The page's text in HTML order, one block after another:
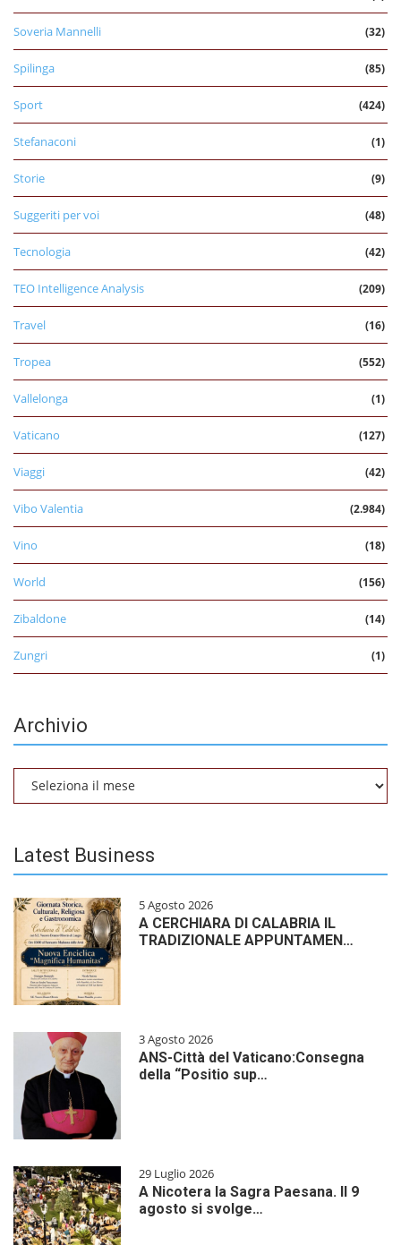
Soveria Mannelli (32)
Spilinga (85)
Sport (424)
Stefanaconi (1)
Storie (9)
Suggeriti per voi (48)
Tecnologia (42)
TEO Intelligence Analysis (209)
Travel (16)
Tropea (552)
Vallelonga (1)
Vaticano (127)
Viaggi (42)
Vibo Valentia (2.984)
Vino (18)
World (156)
Zibaldone (14)
Zungri (1)
Archivio
Archivio
Latest Business
5 Agosto 2026
A CERCHIARA DI CALABRIA IL
TRADIZIONALE APPUNTAMEN…
3 Agosto 2026
ANS-Città del Vaticano:Consegna
della “Positio sup…
29 Luglio 2026
A Nicotera la Sagra Paesana. Il 9
agosto si svolge…